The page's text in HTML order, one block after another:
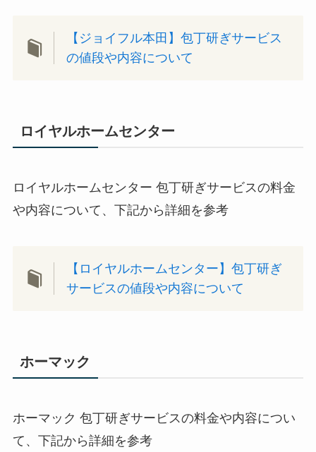
【ジョイフル本田】包丁研ぎサービス
の値段や内容について
ロイヤルホームセンター
ロイヤルホームセンター 包丁研ぎサービスの料金
や内容について、下記から詳細を参考
【ロイヤルホームセンター】包丁研ぎ
サービスの値段や内容について
ホーマック
ホーマック 包丁研ぎサービスの料金や内容につい
て、下記から詳細を参考